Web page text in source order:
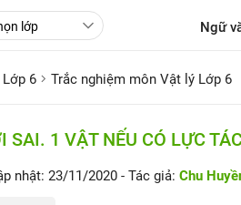
Ngữ
6 Trắc nghiệm môn Vật lý Lớp 6
SAI. 1 VẬT NẾU CÓ LỰC
nhật: 23/11/2020 - Tác giả: Chu